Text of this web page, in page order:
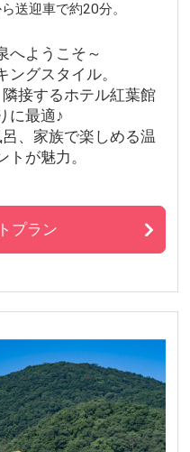
送迎車で約20分。
へようこそ～
グスタイル。
接するホテル紅葉館
に最適♪
、家族で楽しめる温
が魅力。
プラン